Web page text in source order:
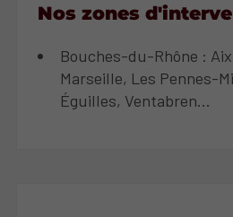
Nos zones
Bouches-du-Rhône :
Marseille, Les Pennes-
Éguilles, Ventabren...